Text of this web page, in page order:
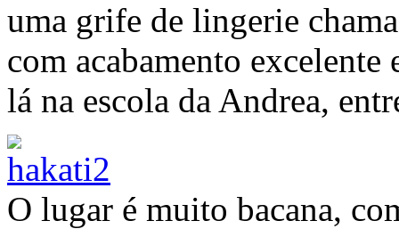
uma grife de lingerie
com acabamento
lá na escola da Andrea,
O lugar é muito bacana,